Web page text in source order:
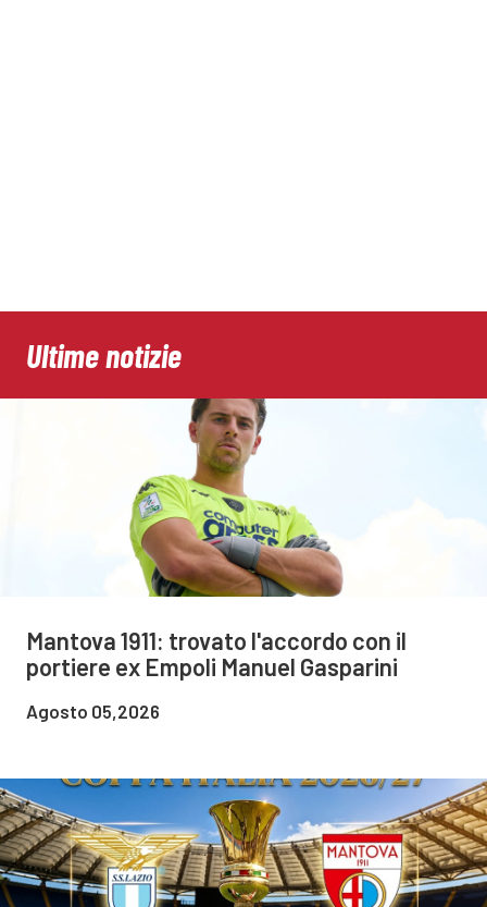
Ultime notizie
Mantova 1911: trovato l'accordo con il
portiere ex Empoli Manuel Gasparini
Agosto 05,2026